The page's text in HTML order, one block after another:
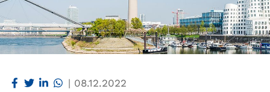
| 08.12.2022